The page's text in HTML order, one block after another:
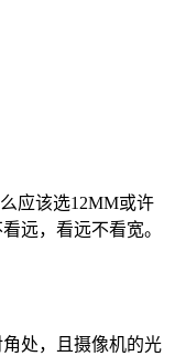
应该选12MM或许
远，看远不看宽。
处，且摄像机的光